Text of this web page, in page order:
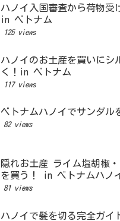
ハノイ入国審査から荷物受
in ベトナム
125 views
ハノイのお土産を買いにシ
く！in ベトナム
117 views
ベトナムハノイでサンダル
82 views
隠れお土産 ライム塩胡椒
を買う！ in ベトナムハノ
81 views
ハノイで髪を切る完全ガイ